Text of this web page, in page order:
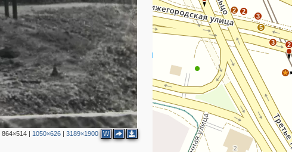
864×514| 1050×626| 3189×1900 W
2
3
5
3 2
2